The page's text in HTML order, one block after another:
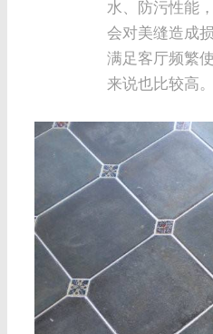
水、防污性能
会对美缝造成
满足客厅频繁
来说也比较高。